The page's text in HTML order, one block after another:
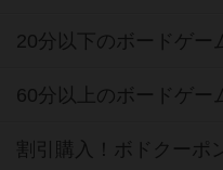
20分以下のボードゲー
60分以上のボードゲー
割引購入！ボドクーポ